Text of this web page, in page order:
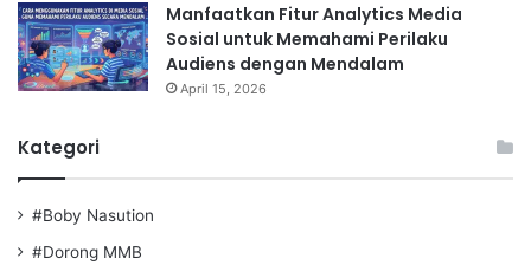
Manfaatkan Fitur Analytics Media
Sosial untuk Memahami Perilaku
Audiens dengan Mendalam
April 15, 2026
Kategori
#Boby Nasution
#Dorong MMB